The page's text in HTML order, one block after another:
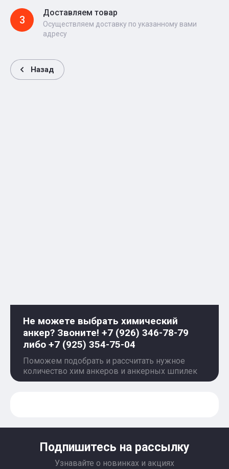
Не можете выбрать химический
анкер? Звоните! +7 (926) 346-78-79
либо +7 (925) 354-75-04
Поможем подобрать и рассчитать нужное
количество хим анкеров и анкерных шпилек
3
Доставляем товар
Осуществляем доставку по указанному вами
адресу
Назад
Подпишитесь на рассылку
Узнавайте о новинках и акциях